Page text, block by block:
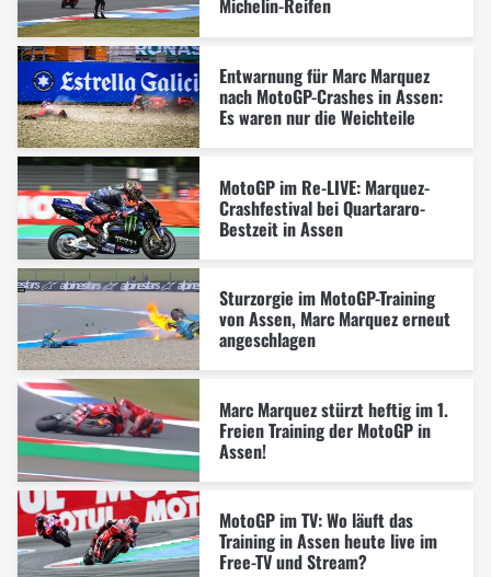
Michelin-Reifen
Entwarnung für Marc Marquez
nach MotoGP-Crashes in Assen:
Es waren nur die Weichteile
MotoGP im Re-LIVE: Marquez-
Crashfestival bei Quartararo-
Bestzeit in Assen
Sturzorgie im MotoGP-Training
von Assen, Marc Marquez erneut
angeschlagen
Marc Marquez stürzt heftig im 1.
Freien Training der MotoGP in
Assen!
MotoGP im TV: Wo läuft das
Training in Assen heute live im
Free-TV und Stream?